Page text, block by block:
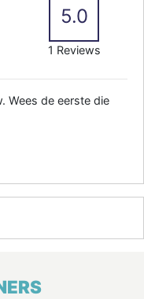
5.0
1 Reviews
Wees de eerste die